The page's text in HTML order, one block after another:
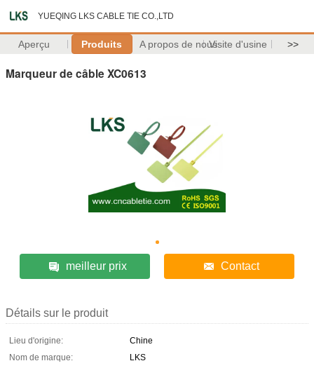
YUEQING LKS CABLE TIE CO.,LTD
Aperçu Produits A propos de nousVisite d'usine >>
Marqueur de câble XC0613
meilleur prix Contact
Détails sur le produit
Lieu d'origine:
Chine
Nom de marque:
LKS